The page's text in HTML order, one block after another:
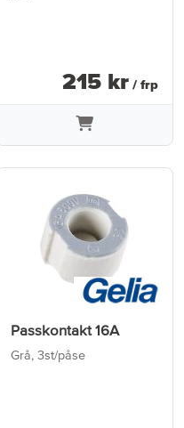
215 kr / frp
Passkontakt 16A
Grå, 3st/påse